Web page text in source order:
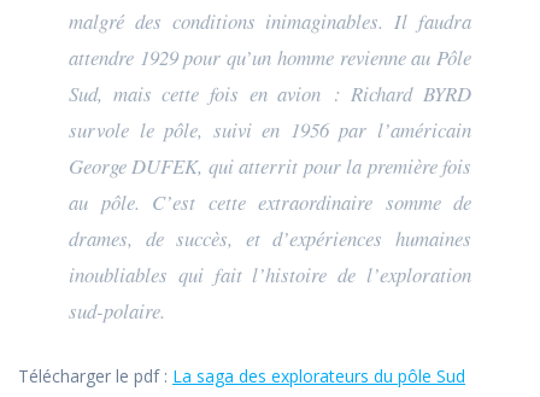
malgré des conditions inimaginables. Il faudra
attendre 1929 pour qu’un homme revienne au Pôle
Sud, mais cette fois en avion : Richard BYRD
survole le pôle, suivi en 1956 par l’américain
George DUFEK, qui atterrit pour la première fois
au pôle. C’est cette extraordinaire somme de
drames, de succès, et d’expériences humaines
inoubliables qui fait l’histoire de l’exploration
sud-polaire.
Télécharger le pdf : La saga des explorateurs du pôle Sud